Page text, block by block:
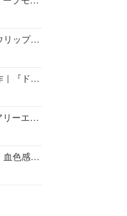
オペラ2026年秋新作｜『グロウリップティント』の新色・限定色はローズジャムカラー♡全4色をレビュー
ジルスチュアート2026年秋新作｜『ドレスドブルーム アイズ』新色や限定ハイライト・リップをレビュー
キャンメイク26年秋新作｜エアリーエクステンションライナー＆カールスナイパーマスカラ新色をレビュー
デイジードール2026年秋新作｜血色感が可愛い♡『パウダー ブラッシュ ブルーム』新3色をレビュー